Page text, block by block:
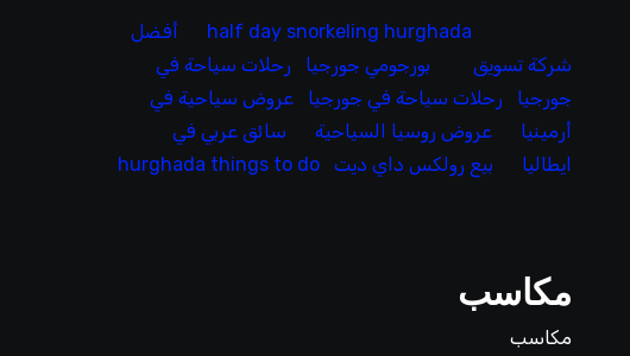
half day snorkeling hurghada
أفضل
شركة تسويق
بورجومي جورجيا
رحلات سياحة في
جورجيا
رحلات سياحة في جورجيا
عروض سياحية في
أرمينيا
عروض روسيا السياحية
سائق عربي في
ايطاليا
بيع رولكس داي ديت hurghada things to do
مكاسب
مكاسب